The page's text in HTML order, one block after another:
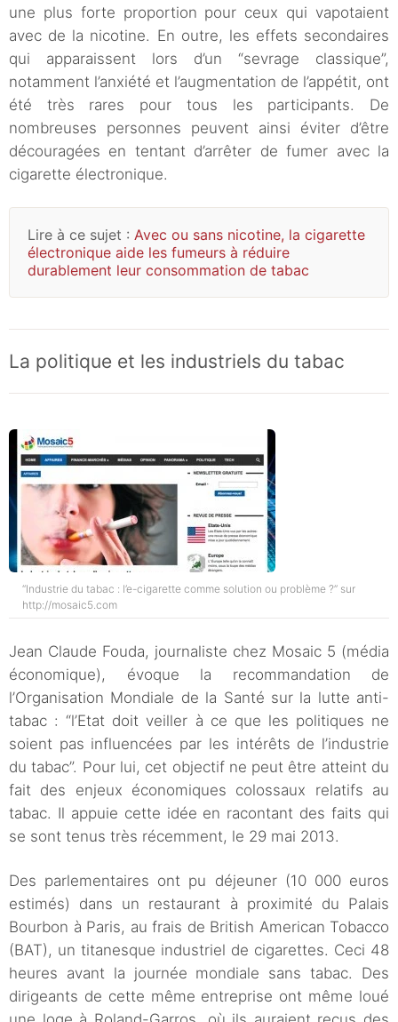
une plus forte proportion pour ceux qui vapotaient
avec de la nicotine. En outre, les effets secondaires
qui apparaissent lors d’un “sevrage classique”,
notamment l’anxiété et l’augmentation de l’appétit, ont
été très rares pour tous les participants. De
nombreuses personnes peuvent ainsi éviter d’être
découragées en tentant d’arrêter de fumer avec la
cigarette électronique.
Lire à ce sujet : Avec ou sans nicotine, la cigarette
électronique aide les fumeurs à réduire
durablement leur consommation de tabac
La politique et les industriels du tabac
“Industrie du tabac : l’e-cigarette comme solution ou problème ?” sur
http://mosaic5.com
Jean Claude Fouda, journaliste chez Mosaic 5 (média
économique), évoque la recommandation de
l’Organisation Mondiale de la Santé sur la lutte anti-
tabac : “l’Etat doit veiller à ce que les politiques ne
soient pas influencées par les intérêts de l’industrie
du tabac”. Pour lui, cet objectif ne peut être atteint du
fait des enjeux économiques colossaux relatifs au
tabac. Il appuie cette idée en racontant des faits qui
se sont tenus très récemment, le 29 mai 2013.
Des parlementaires ont pu déjeuner (10 000 euros
estimés) dans un restaurant à proximité du Palais
Bourbon à Paris, au frais de British American Tobacco
(BAT), un titanesque industriel de cigarettes. Ceci 48
heures avant la journée mondiale sans tabac. Des
dirigeants de cette même entreprise ont même loué